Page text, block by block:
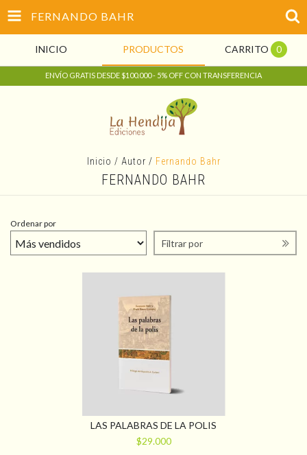
FERNANDO BAHR
INICIO PRODUCTOS CARRITO 0
ENVÍO GRATIS DESDE $100.000 - 5% OFF CON TRANSFERENCIA
Inicio / Autor / Fernando Bahr
FERNANDO BAHR
Ordenar por
Filtrar por
LAS PALABRAS DE LA POLIS
$29.000